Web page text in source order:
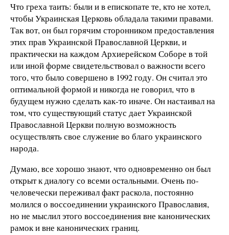
Что греха таить: были и в епископате те, кто не хотел,
чтобы Украинская Церковь обладала такими правами.
Так вот, он был горячим сторонником предоставления
этих прав Украинской Православной Церкви, и
практически на каждом Архиерейском Соборе в той
или иной форме свидетельствовал о важности всего
того, что было совершено в 1992 году. Он считал это
оптимальной формой и никогда не говорил, что в
будущем нужно сделать как-то иначе. Он настаивал на
том, что существующий статус дает Украинской
Православной Церкви полную возможность
осуществлять свое служение во благо украинского
народа.
Думаю, все хорошо знают, что одновременно он был
открыт к диалогу со всеми остальными. Очень по-
человечески переживал факт раскола, постоянно
молился о воссоединении украинского Православия,
но не мыслил этого воссоединения вне канонических
рамок и вне канонических границ.